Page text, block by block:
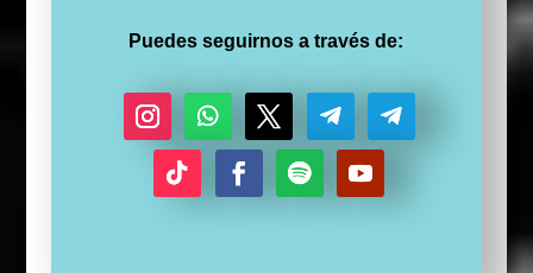
Puedes seguirnos a través de:
S
e
g
T
i
S
e
g
S
e
g